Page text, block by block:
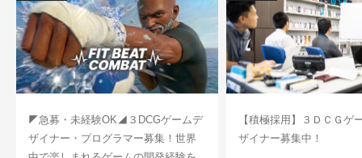
◤急募・未経験OK◢３DCGゲームデ
ザイナー・プログラマー募集！世界
【積極採用】３ＤＣＧゲ
ザイナー募集中！